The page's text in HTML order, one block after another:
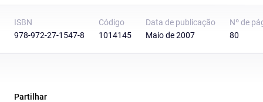
ISBN
978-972-27-1547-8
Código
1014145
Data de publicação
Maio de 2007
Nº de
80
Partilhar